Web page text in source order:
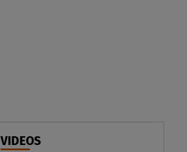
Έλληνας ηθοποιός: «Δεν
VIDEOS